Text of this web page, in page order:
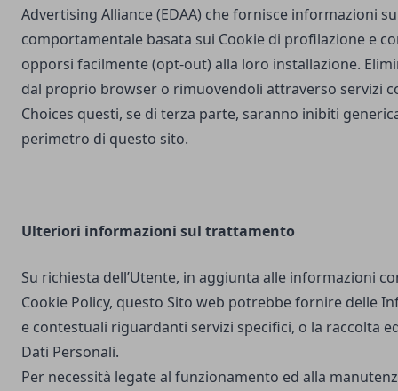
Advertising Alliance (EDAA) che fornisce informazioni
comportamentale basata sui Cookie di profilazione e
opporsi facilmente (opt-out) alla loro installazione.
dal proprio browser o rimuovendoli attraverso servizi
Choices questi, se di terza parte, saranno inibiti
perimetro di questo sito.
Ulteriori informazioni sul trattamento
Su richiesta dell’Utente, in aggiunta alle informazioni
Cookie Policy, questo Sito web potrebbe fornire delle
e contestuali riguardanti servizi specifici, o la raccolta
Dati Personali.
Per necessità legate al funzionamento ed alla